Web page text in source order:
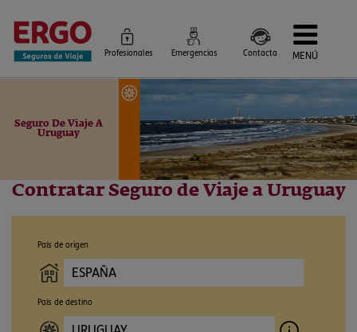
Profesionales Emergencias Contacta MENÚ
Más Seguros
Siniestros e Instrucciones
Seguro De Viaje A
Uruguay
Contratar Seguro de Viaje a Uruguay
País de origen
País de destino